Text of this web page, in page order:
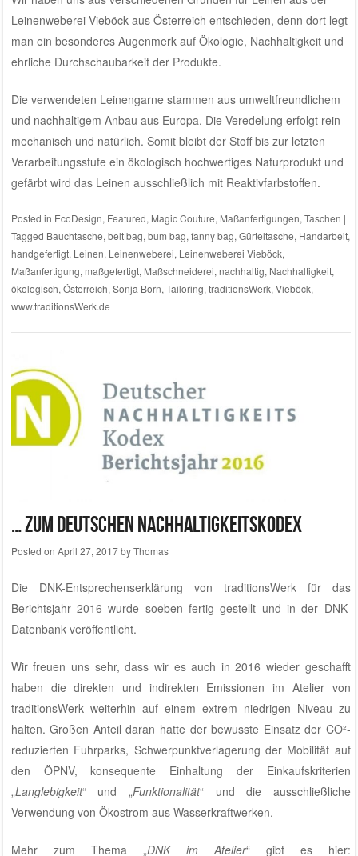
Leinenweberei Vieböck aus Österreich entschieden, denn dort legt
man ein besonderes Augenmerk auf Ökologie, Nachhaltigkeit und
ehrliche Durchschaubarkeit der Produkte.
Die verwendeten Leinengarne stammen aus umweltfreundlichem
und nachhaltigem Anbau aus Europa. Die Veredelung erfolgt rein
mechanisch und natürlich. Somit bleibt der Stoff bis zur letzten
Verarbeitungsstufe ein ökologisch hochwertiges Naturprodukt und
gefärbt wird das Leinen ausschließlich mit Reaktivfarbstoffen.
Posted in EcoDesign, Featured, Magic Couture, Maßanfertigungen, Taschen |
Tagged Bauchtasche, belt bag, bum bag, fanny bag, Gürteltasche, Handarbeit,
handgefertigt, Leinen, Leinenweberei, Leinenweberei Vieböck,
Maßanfertigung, maßgefertigt, Maßschneiderei, nachhaltig, Nachhaltigkeit,
ökologisch, Österreich, Sonja Born, Tailoring, traditionsWerk, Vieböck,
www.traditionsWerk.de
… zum Deutschen Nachhaltigkeitskodex
Posted on April 27, 2017byThomas
Die DNK-Entsprechenserklärung von traditionsWerk für das
Berichtsjahr 2016 wurde soeben fertig gestellt und in der DNK-
Datenbankveröffentlicht.
Wir freuen uns sehr, dass wir es auch in 2016 wieder geschafft
haben die direkten und indirekten Emissionen im Atelier von
traditionsWerkweiterhin auf einem extrem niedrigen Niveau zu
halten. Großen Anteil daran hatte der bewusste Einsatz der CO²-
reduzierten Fuhrparks, Schwerpunktverlagerung der Mobilität auf
den ÖPNV, konsequente Einhaltung der Einkaufskriterien
„Langlebigkeit“ und „Funktionalität“ und die ausschließliche
Verwendung von Ökostrom aus Wasserkraftwerken.
Mehr zum Thema „DNK im Atelier“ gibt es hier: